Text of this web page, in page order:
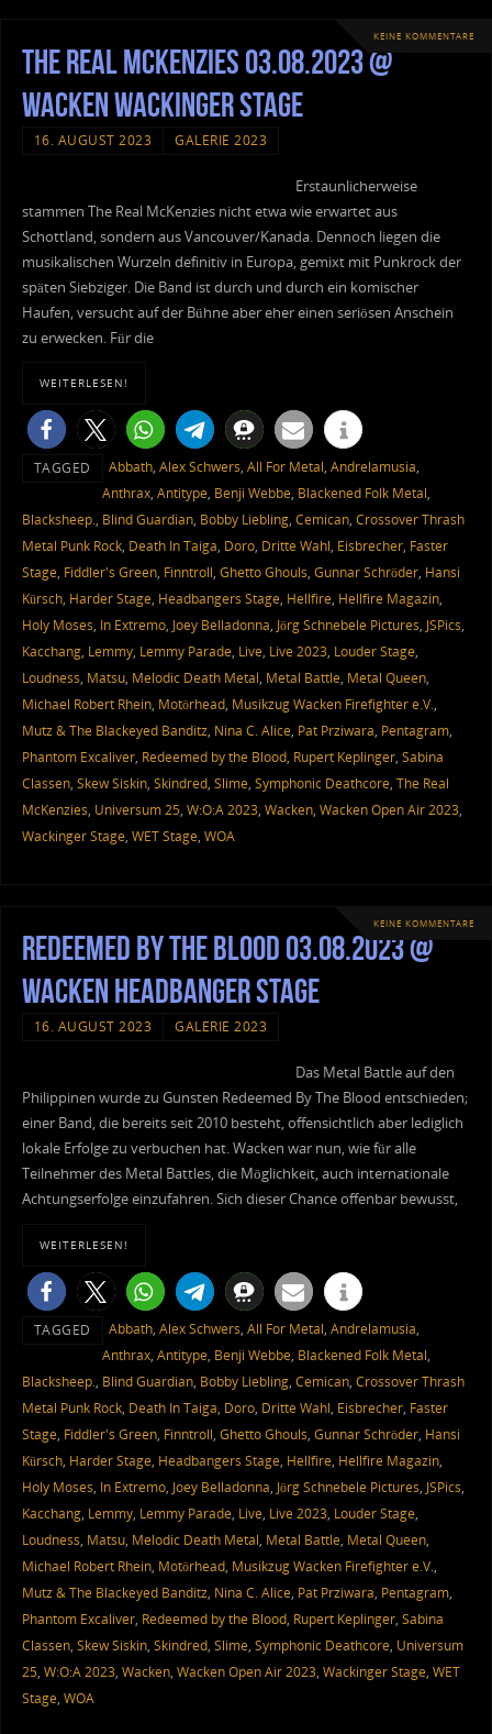
KEINE KOMMENTARE
The Real McKenzies 03.08.2023 @
Wacken Wackinger Stage
16. AUGUST 2023 GALERIE 2023
Erstaunlicherweise
stammen The Real McKenzies nicht etwa wie erwartet aus
Schottland, sondern aus Vancouver/Kanada. Dennoch liegen die
musikalischen Wurzeln definitiv in Europa, gemixt mit Punkrock der
späten Siebziger. Die Band ist durch und durch ein komischer
Haufen, versucht auf der Bühne aber eher einen seriösen Anschein
zu erwecken. Für die
WEITERLESEN!
TAGGED Abbath, Alex Schwers, All For Metal, Andrelamusia,
Anthrax, Antitype, Benji Webbe, Blackened Folk Metal,
Blacksheep., Blind Guardian, Bobby Liebling, Cemican, Crossover Thrash
Metal Punk Rock, Death In Taiga, Doro, Dritte Wahl, Eisbrecher, Faster
Stage, Fiddler's Green, Finntroll, Ghetto Ghouls, Gunnar Schröder, Hansi
Kürsch, Harder Stage, Headbangers Stage, Hellfire, Hellfire Magazin,
Holy Moses, In Extremo, Joey Belladonna, Jörg Schnebele Pictures, JSPics,
Kacchang, Lemmy, Lemmy Parade, Live, Live 2023, Louder Stage,
Loudness, Matsu, Melodic Death Metal, Metal Battle, Metal Queen,
Michael Robert Rhein, Motörhead, Musikzug Wacken Firefighter e.V.,
Mutz & The Blackeyed Banditz, Nina C. Alice, Pat Prziwara, Pentagram,
Phantom Excaliver, Redeemed by the Blood, Rupert Keplinger, Sabina
Classen, Skew Siskin, Skindred, Slime, Symphonic Deathcore, The Real
McKenzies, Universum 25, W:O:A 2023, Wacken, Wacken Open Air 2023,
Wackinger Stage, WET Stage, WOA
KEINE KOMMENTARE
Redeemed by the Blood 03.08.2023 @
Wacken Headbanger Stage
16. AUGUST 2023 GALERIE 2023
Das Metal Battle auf den
Philippinen wurde zu Gunsten Redeemed By The Blood entschieden;
einer Band, die bereits seit 2010 besteht, offensichtlich aber lediglich
lokale Erfolge zu verbuchen hat. Wacken war nun, wie für alle
Teilnehmer des Metal Battles, die Möglichkeit, auch internationale
Achtungserfolge einzufahren. Sich dieser Chance offenbar bewusst,
WEITERLESEN!
TAGGED Abbath, Alex Schwers, All For Metal, Andrelamusia,
Anthrax, Antitype, Benji Webbe, Blackened Folk Metal,
Blacksheep., Blind Guardian, Bobby Liebling, Cemican, Crossover Thrash
Metal Punk Rock, Death In Taiga, Doro, Dritte Wahl, Eisbrecher, Faster
Stage, Fiddler's Green, Finntroll, Ghetto Ghouls, Gunnar Schröder, Hansi
Kürsch, Harder Stage, Headbangers Stage, Hellfire, Hellfire Magazin,
Holy Moses, In Extremo, Joey Belladonna, Jörg Schnebele Pictures, JSPics,
Kacchang, Lemmy, Lemmy Parade, Live, Live 2023, Louder Stage,
Loudness, Matsu, Melodic Death Metal, Metal Battle, Metal Queen,
Michael Robert Rhein, Motörhead, Musikzug Wacken Firefighter e.V.,
Mutz & The Blackeyed Banditz, Nina C. Alice, Pat Prziwara, Pentagram,
Phantom Excaliver, Redeemed by the Blood, Rupert Keplinger, Sabina
Classen, Skew Siskin, Skindred, Slime, Symphonic Deathcore, Universum
25, W:O:A 2023, Wacken, Wacken Open Air 2023, Wackinger Stage, WET
Stage, WOA